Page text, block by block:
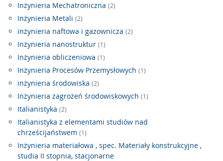
Inżynieria Mechatroniczna (2)
Inżynieria Metali (2)
inżynieria naftowa i gazownicza (2)
Inżynieria nanostruktur (1)
Inżynieria obliczeniowa (1)
Inżynieria Procesów Przemysłowych (1)
inżynieria środowiska (2)
Inżynieria zagrożeń środowiskowych (1)
Italianistyka (2)
Italianistyka z elementami studiów nad
chrześcijaństwem (1)
Inżynieria materiałowa , spec. Materiały konstrukcyjne ,
studia II stopnia, stacjonarne